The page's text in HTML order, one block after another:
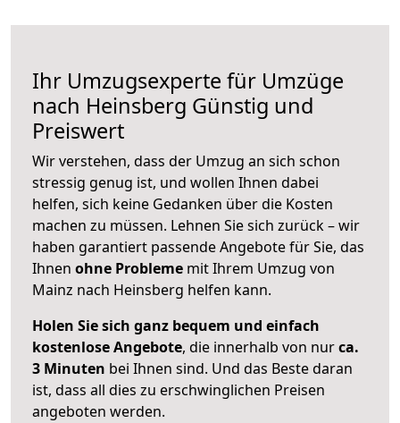
Ihr Umzugsexperte für Umzüge
nach Heinsberg Günstig und
Preiswert
Wir verstehen, dass der Umzug an sich schon
stressig genug ist, und wollen Ihnen dabei
helfen, sich keine Gedanken über die Kosten
machen zu müssen. Lehnen Sie sich zurück – wir
haben garantiert passende Angebote für Sie, das
Ihnen ohne Probleme mit Ihrem Umzug von
Mainz nach Heinsberg helfen kann.
Holen Sie sich ganz bequem und einfach
kostenlose Angebote, die innerhalb von nurca.
3 Minuten bei Ihnen sind. Und das Beste daran
ist, dass all dies zu erschwinglichen Preisen
angeboten werden.